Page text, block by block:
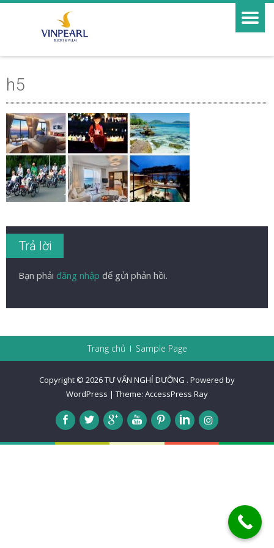
h5
Trả lời
Bạn phải đăng nhập để gửi phản hồi.
Trang chủ Sample Page
Copyright © 2026TƯ VẤN NGHỈ DƯỠNG . Powered by
WordPress | Theme: AccessPress Ray